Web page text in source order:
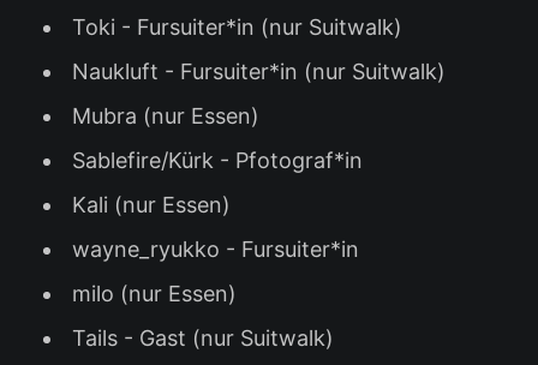
Toki - Fursuiter*in (nur Suitwalk)
Naukluft - Fursuiter*in (nur Suitwalk)
Mubra (nur Essen)
Sablefire/Kürk - Pfotograf*in
Kali (nur Essen)
wayne_ryukko - Fursuiter*in
milo (nur Essen)
Tails - Gast (nur Suitwalk)